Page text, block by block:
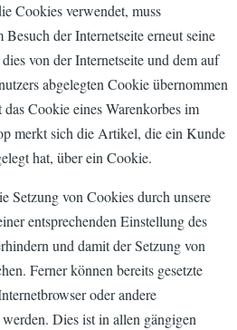
Cookies verwendet, muss
der Internetseite erneut seine
von der Internetseite und dem auf
abgelegten Cookie übernommen
Cookie eines Warenkorbes im
merkt sich die Artikel, die ein Kunde
hat, über ein Cookie.
Setzung von Cookies durch unsere
entsprechenden Einstellung des
und damit der Setzung von
Ferner können bereits gesetzte
oder andere
Dies ist in allen gängigen